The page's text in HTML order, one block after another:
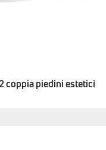
coppia piedini estetici